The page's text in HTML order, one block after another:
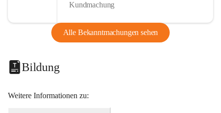
Kundmachung
Alle Bekanntmachungen sehen
Bildung
Weitere Informationen zu: